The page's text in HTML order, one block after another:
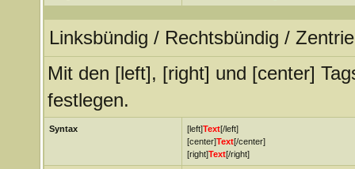
Linksbündig / Rechtsbündig /
Mit den [left], [right] und [center]
festlegen.
Syntax [left]Text[/left]
[center]Text[/center]
[right]Text[/right]